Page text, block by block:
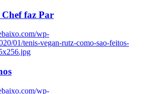
faz Par
wp-
01/tenis-vegan-rutz-como-sao-feitos-
wp-